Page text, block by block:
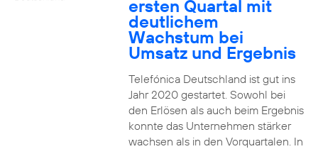
ersten Quartal mit
deutlichem
Wachstum bei
Umsatz und Ergebnis
Telefónica Deutschland ist gut ins
Jahr 2020 gestartet. Sowohl bei
den Erlösen als auch beim Ergebnis
konnte das Unternehmen stärker
wachsen als in den Vorquartalen. In